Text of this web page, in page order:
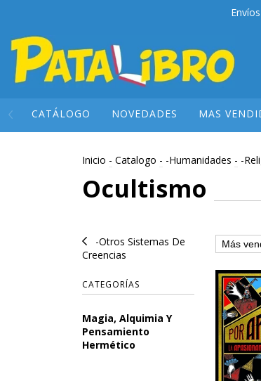
CATÁLOGO NOVEDADES MAS
Inicio - Catalogo - -Humanidades - -
Ocultismo
-Otros Sistemas De
Creencias
CATEGORÍAS
Magia, Alquimia Y
Pensamiento
Hermético